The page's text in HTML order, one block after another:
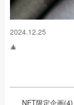
2024.12.25
🎄
NET限定企画(4)